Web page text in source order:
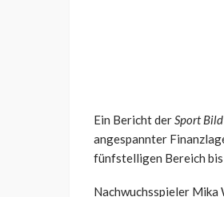
Ein Bericht derSport Bild
angespannter
fünfstelligen Bereich
Nachwuchsspieler Mika